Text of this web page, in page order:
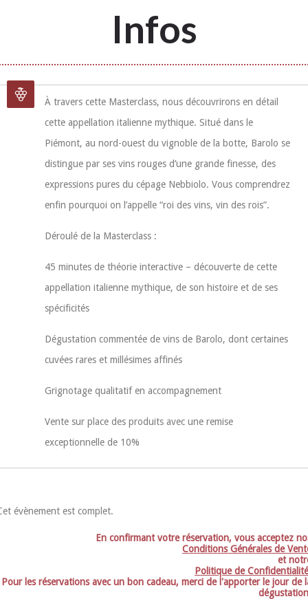
Infos
À travers cette Masterclass, nous découvrirons en détail
cette appellation italienne mythique. Situé dans le
Piémont, au nord-ouest du vignoble de la botte, Barolo se
distingue par ses vins rouges d’une grande finesse, des
expressions pures du cépage Nebbiolo. Vous comprendrez
enfin pourquoi on l’appelle “roi des vins, vin des rois”.
Déroulé de la Masterclass :
45 minutes de théorie interactive – découverte de cette
appellation italienne mythique, de son histoire et de ses
spécificités
Dégustation commentée de vins de Barolo, dont certaines
cuvées rares et millésimes affinés
Grignotage qualitatif en accompagnement
Vente sur place des produits avec une remise
exceptionnelle de 10%
évènement est complet.
En confirmant votre réservation, vous acceptez
Conditions Générales de
et
Politique de Confidentialité
Pour les réservations avec un bon cadeau, merci de l'apporter le jour de